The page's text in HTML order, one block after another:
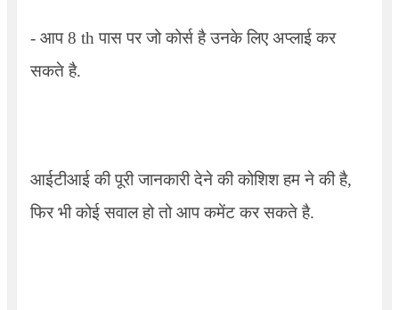
- आप8 thपास पर जो कोर्स है उनके लिए अप्लाई कर
सकते है.
आईटीआई की पूरी जानकारी देने की कोशिश हम ने की है,
फिर भी कोई सवाल हो तो आप कमेंट कर सकते है.